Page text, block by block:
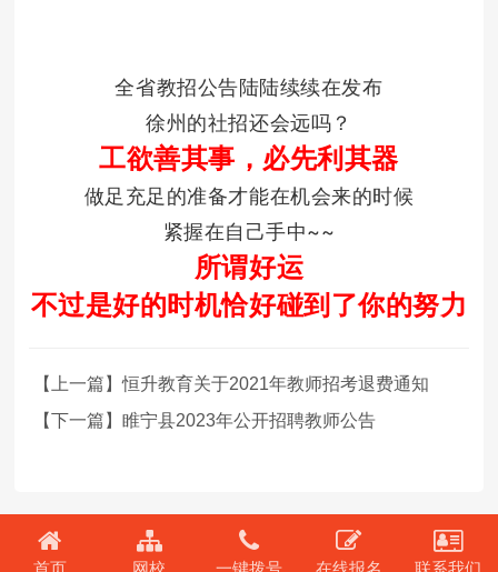
全省教招公告陆陆续续在发布
徐州的社招还会远吗？
工欲善其事，必先利其器
做足充足的准备才能在机会来的时候
紧握在自己手中~~
所谓好运
不过是好的时机恰好碰到了你的努力
【上一篇】恒升教育关于2021年教师招考退费通知
【下一篇】睢宁县2023年公开招聘教师公告